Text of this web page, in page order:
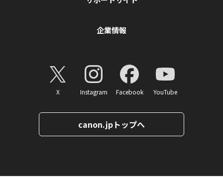
企業情報
X Instagram Facebook YouTube
canon.jpトップへ